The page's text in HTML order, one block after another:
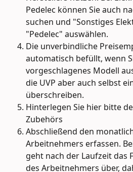
Pedelec können Sie auch
suchen und "Sonstiges
"Pedelec" auswählen.
Die unverbindliche
automatisch befüllt, wenn
vorgeschlagenes Modell
die UVP aber auch selbst
überschreiben.
Hinterlegen Sie hier bitte
Zubehörs
Abschließend den
Arbeitnehmers erfassen.
geht nach der Laufzeit das
des Arbeitnehmers über,